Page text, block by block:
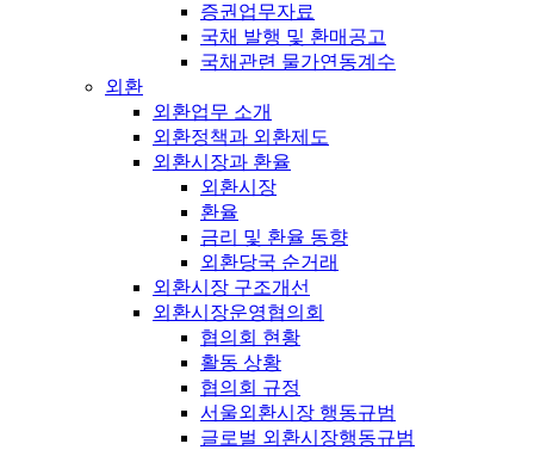
증권업무자료
국채 발행 및 환매공고
국채관련 물가연동계수
외환
외환업무 소개
외환정책과 외환제도
외환시장과 환율
외환시장
환율
금리 및 환율 동향
외환당국 순거래
외환시장 구조개선
외환시장운영협의회
협의회 현황
활동 상황
협의회 규정
서울외환시장 행동규범
글로벌 외환시장행동규범